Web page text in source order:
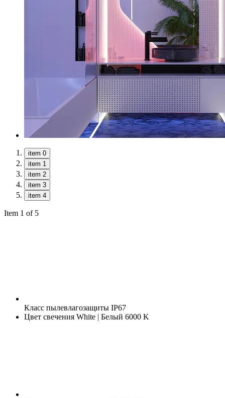
item 0
item 1
item 2
item 3
item 4
Item 1 of 5
Класс пылевлагозащиты IP67
Цвет свечения White | Белый 6000 K